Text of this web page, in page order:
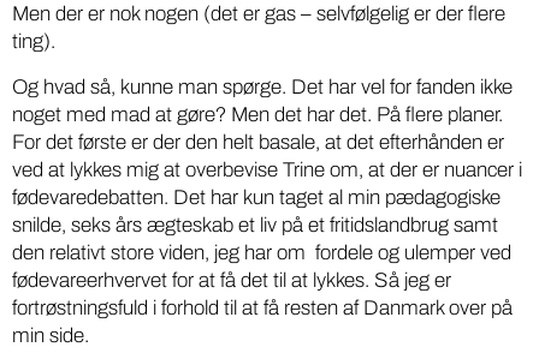
Men der er nok nogen (det er gas – selvfølgelig er der flere
ting).
Og hvad så, kunne man spørge. Det har vel for fanden ikke
noget med mad at gøre? Men det har det. På flere planer.
For det første er der den helt basale, at det efterhånden er
ved at lykkes mig at overbevise Trine om, at der er nuancer i
fødevaredebatten. Det har kun taget al min pædagogiske
snilde, seks års ægteskab et liv på et fritidslandbrug samt
den relativt store viden, jeg har om fordele og ulemper ved
fødevareerhvervet for at få det til at lykkes. Så jeg er
fortrøstningsfuld i forhold til at få resten af Danmark over på
min side.